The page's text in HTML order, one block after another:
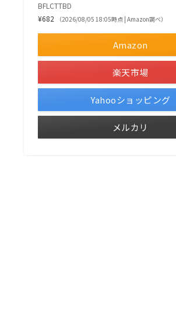
BFLCTTBD
¥682
（2026/08/05 18:05時点 | Amazon調べ）
Amazon
楽天市場
Yahooショッピング
メルカリ